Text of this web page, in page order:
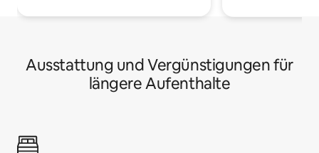
Ausstattung und Vergünstigungen für
längere Aufenthalte